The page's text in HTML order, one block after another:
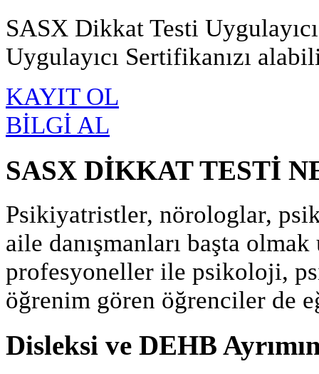
SASX Dikkat Testi
Uygulayıcı Sertifikanızı
KAYIT OL
BİLGİ AL
SASX DİKKAT TESTİ
Psikiyatristler, nörologlar,
aile danışmanları başta
profesyoneller ile psikoloji,
öğrenim gören öğrenciler de
Disleksi ve DEHB